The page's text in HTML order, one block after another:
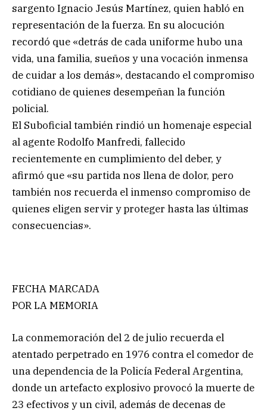
sargento Ignacio Jesús Martínez, quien habló en
representación de la fuerza. En su alocución
recordó que «detrás de cada uniforme hubo una
vida, una familia, sueños y una vocación inmensa
de cuidar a los demás», destacando el compromiso
cotidiano de quienes desempeñan la función
policial.
El Suboficial también rindió un homenaje especial
al agente Rodolfo Manfredi, fallecido
recientemente en cumplimiento del deber, y
afirmó que «su partida nos llena de dolor, pero
también nos recuerda el inmenso compromiso de
quienes eligen servir y proteger hasta las últimas
consecuencias».
FECHA MARCADA
POR LA MEMORIA
La conmemoración del 2 de julio recuerda el
atentado perpetrado en 1976 contra el comedor de
una dependencia de la Policía Federal Argentina,
donde un artefacto explosivo provocó la muerte de
23 efectivos y un civil, además de decenas de